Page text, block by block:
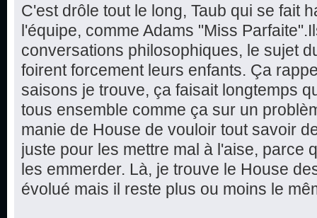
C'est drôle tout le long, Taub qui se fait
l'équipe, comme Adams "Miss
conversations philosophiques, le sujet
foirent forcement leurs enfants. Ça
saisons je trouve, ça faisait longtemps
tous ensemble comme ça sur un
manie de House de vouloir tout savoir
juste pour les mettre mal à l'aise, parce
les emmerder. Là, je trouve le House
évolué mais il reste plus ou moins le